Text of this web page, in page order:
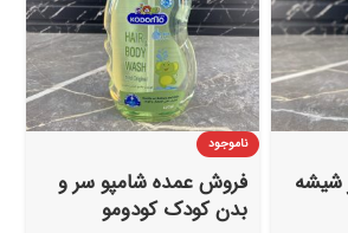
شیشه
ناموجود
فروش عمده شامپو سر و
بدن کودک کودومو